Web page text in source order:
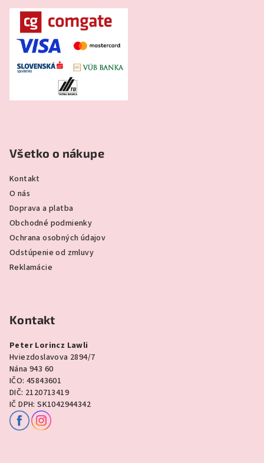
Všetko o nákupe
Kontakt
O nás
Doprava a platba
Obchodné podmienky
Ochrana osobných údajov
Odstúpenie od zmluvy
Reklamácie
Kontakt
Peter Lorincz Lawli
Hviezdoslavova 2894/7
Nána 943 60
IČO: 45843601
DIČ: 2120713419
IČ DPH: SK1042944342